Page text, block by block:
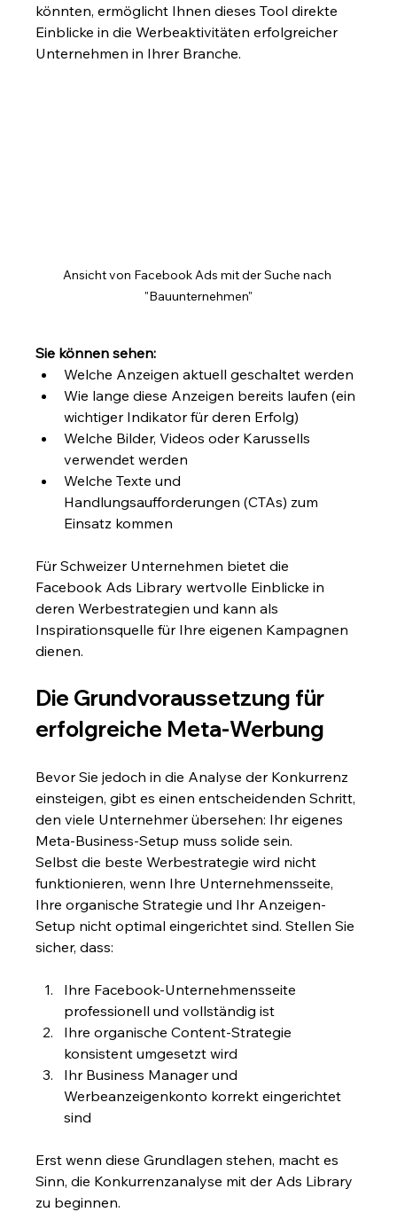
könnten, ermöglicht Ihnen dieses Tool direkte
Einblicke in die Werbeaktivitäten erfolgreicher
Unternehmen in Ihrer Branche.
Ansicht von Facebook Ads mit der Suche nach
"Bauunternehmen"
Sie können sehen:
Welche Anzeigen aktuell geschaltet werden
Wie lange diese Anzeigen bereits laufen (ein
wichtiger Indikator für deren Erfolg)
Welche Bilder, Videos oder Karussells
verwendet werden
Welche Texte und
Handlungsaufforderungen (CTAs) zum
Einsatz kommen
Für Schweizer Unternehmen bietet die
Facebook Ads Library wertvolle Einblicke in
deren Werbestrategien und kann als
Inspirationsquelle für Ihre eigenen Kampagnen
dienen.
Die Grundvoraussetzung für
erfolgreiche Meta-Werbung
Bevor Sie jedoch in die Analyse der Konkurrenz
einsteigen, gibt es einen entscheidenden Schritt,
den viele Unternehmer übersehen: Ihr eigenes
Meta-Business-Setup muss solide sein.
Selbst die beste Werbestrategie wird nicht
funktionieren, wenn Ihre Unternehmensseite,
Ihre organische Strategie und Ihr Anzeigen-
Setup nicht optimal eingerichtet sind. Stellen Sie
sicher, dass:
Ihre Facebook-Unternehmensseite
professionell und vollständig ist
Ihre organische Content-Strategie
konsistent umgesetzt wird
Ihr Business Manager und
Werbeanzeigenkonto korrekt eingerichtet
sind
Erst wenn diese Grundlagen stehen, macht es
Sinn, die Konkurrenzanalyse mit der Ads Library
zu beginnen.